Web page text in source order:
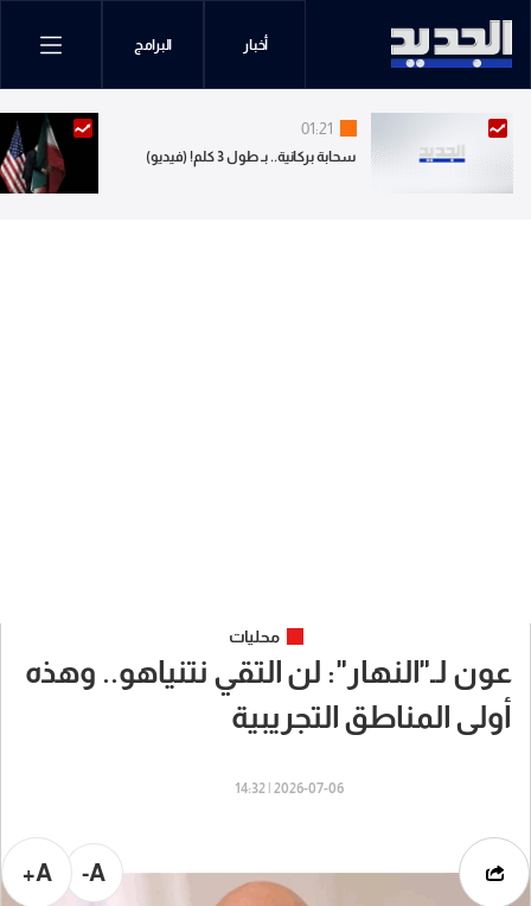
أخبار البرامج
01:21
سحابة بركانية.. بـ طول 3 كلم! (فيديو)
محليات
عون لـ"النهار": لن التقي نتنياهو.. وهذه
أولى المناطق التجريبية
2026-07-06 | 14:32
A-
A+